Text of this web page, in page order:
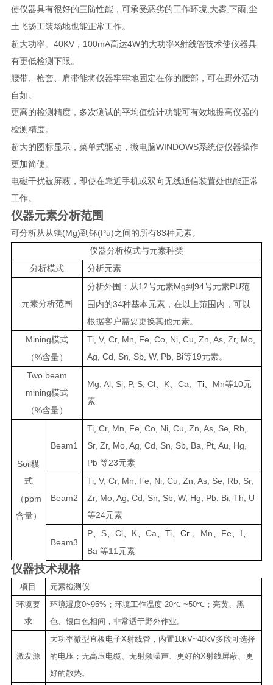
使仪器具有很好的三防性能，可承受恶劣的工作环境 大雾, 下雨, 尘
土飞扬工装场地也能正常工作。
超大功率。 40KV， 100mA高达4W的大功率X射线管技术使仪器具
有更低检测下限。
腰带、枪套、肩带能将仪器牢牢地固定在你的腰部，可在野外活动
自如。
更高的检测精度，多次测试的平均值统计功能可有效地提高仪器的
检测精度。
超大的图标显示，菜单式驱动，微电脑WINDOWS系统使仪器操作
更加简便。
电磁干扰被屏蔽，即使在靠近手机或双向无线通信装置处也能正常
工作。
仪器元素分析范围
可分析从从镁(Mg)到钚(Pu)之间的所有83种元素。
仪器分析模式与元素种类
分析模式
分析元素
元素分析范围
分析外围：从 12号元素Mg到 94号元素PU范
围内的34种基本元素，在以上范围内，可以
根据客户需要更换其他元素。
Mining模式
（%含量）
Ti, V, Cr, Mn, Fe, Co, Ni, Cu, Zn, As, Zr, Mo,
Ag, Cd, Sn, Sb, W, Pb, Bi等19元素。
Two beam
mining模式
（%含量）
Mg, Al, Si, P, S, Cl、 K、 Ca Ti、 Mn等10元
素
Soil模
式
（ ppm
含量）
Beam1
Ti, Cr, Mn, Fe, Co, Ni, Cu, Zn, As, Se, Rb,
Sr, Zr, Mo, Ag, Cd, Sn, Sb, Ba, Pt, Au, Hg,
Pb 等23元素
Beam2
Ti, V, Cr, Mn, Fe, Ni, Cu, Zn, As, Se, Rb, Sr,
Zr, Mo, Ag, Cd, Sn, Sb, W, Hg, Pb, Bi, Th, U
等24元素
Beam3
P、 S、 Cl、 K、 Ca Ti、 Cr Mn Fe I
Ba 等11 元素
仪器技术规格
项目
元素检测仪
环境要
求
环境湿度0~95% ；环境工作温度-20℃~50℃；亮黄、黑
色、银白色相间，非常适于野外作业。
激发源
大功率微型直板电子X射线管，内置10kV~40kV多段可选择
的电压；无高压电缆、无射频噪声、更好的X射线屏蔽、更
好的散热。